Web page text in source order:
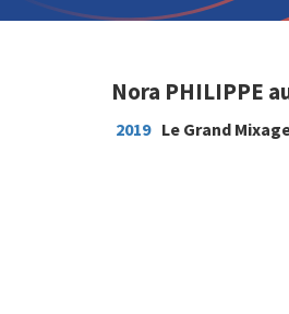
Nora PHILIPPE
2019 Le Grand